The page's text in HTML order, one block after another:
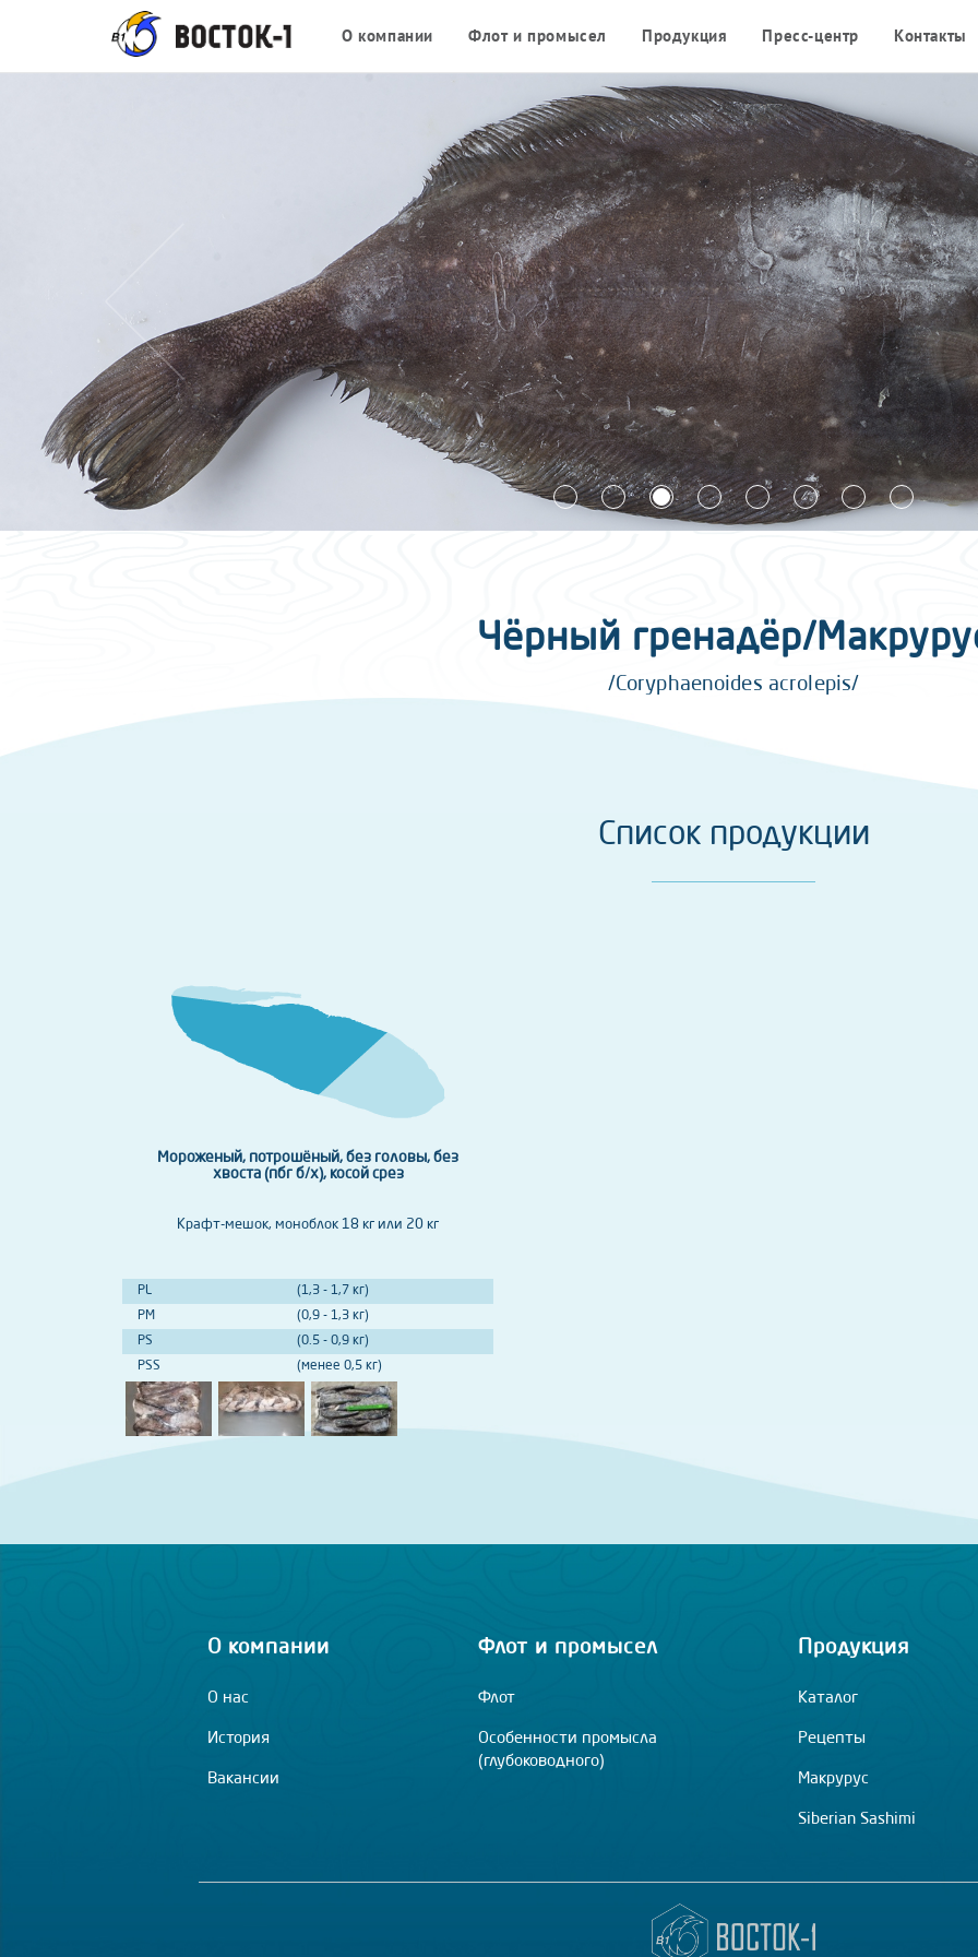
О компании Флот и промысел Продукция Пресс-центр Контакты
Чёрный гренадёр/
/Coryphaenoides acrolepis/
Список продукции
Мороженый, потрошёный, без головы, без
хвоста (пбг б/х), косой срез
Крафт-мешок, моноблок 18 кг или 20 кг
PL
(1,3 - 1,7 кг)
PM
(0,9 - 1,3 кг)
PS
(0.5 - 0,9 кг)
PSS
(менее 0,5 кг)
О компании
О нас
История
Вакансии
Флот и промысел
Флот
Особенности промысла
(глубоководного)
Продукция
Каталог
Рецепты
Макрурус
Siberian Sashimi